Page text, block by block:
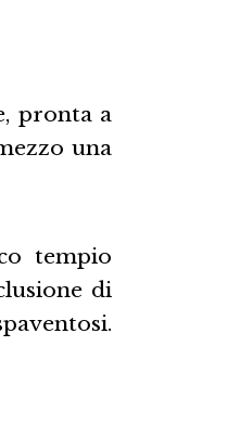
pronta a
una
tempio
di